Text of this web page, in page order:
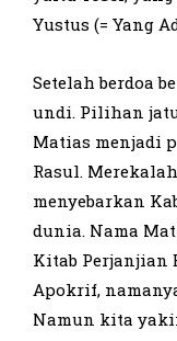
Yustus (= Yang
Setelah berdoa
undi. Pilihan
Matias menjadi
Rasul.
menyebarkan
dunia. Nama
Kitab Perjanjian
Apokrif,
Namun kita